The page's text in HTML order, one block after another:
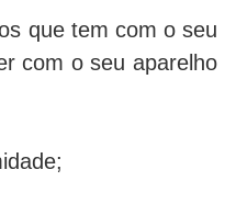
que tem com o seu
com o seu aparelho